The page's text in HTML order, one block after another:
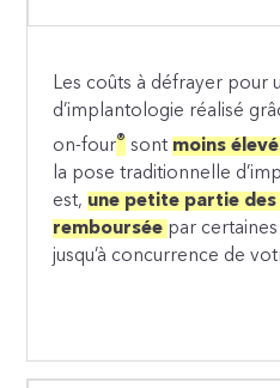
Les coûts à défrayer pour
d’implantologie réalisé
on-four® sont moins
la pose traditionnelle
est, une petite partie
remboursée par
jusqu’à concurrence de